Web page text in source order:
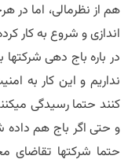
هم از نظرمالی، اما در
اندازی و شروع به کار
در باره باج دهی
نداریم و این کار به
کنند حتما رسیدگی
و حتی اگر باج هم داده
حتما شرکتها تقاضای